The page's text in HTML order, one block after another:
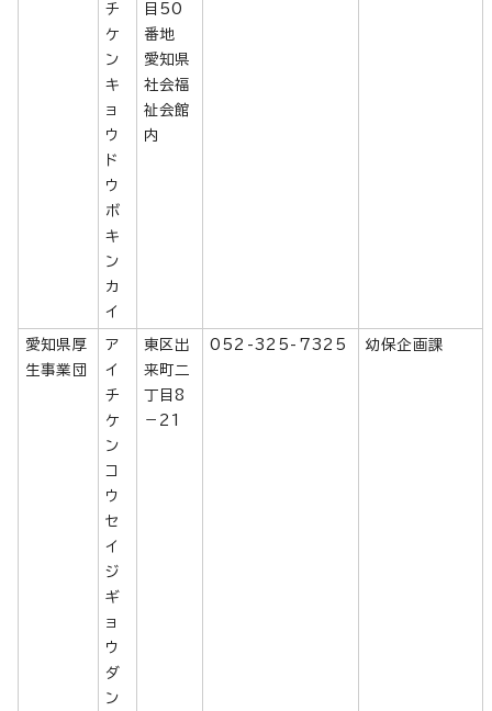
チ
ケ
ン
キ
ョ
ウ
ド
ウ
ボ
キ
ン
カ
イ
目50
番地
愛知県
社会福
祉会館
内
愛知県厚
生事業団
ア
イ
チ
ケ
ン
コ
ウ
セ
イ
ジ
ギ
ョ
ウ
ダ
ン
東区出
来町二
丁目8
－21
052-325-7325 幼保企画課